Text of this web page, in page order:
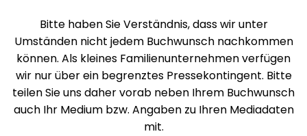
Bitte haben Sie Verständnis, dass wir unter
Umständen nicht jedem Buchwunsch nachkommen
können. Als kleines Familienunternehmen verfügen
wir nur über ein begrenztes Pressekontingent. Bitte
teilen Sie uns daher vorab neben Ihrem Buchwunsch
auch Ihr Medium bzw. Angaben zu Ihren Mediadaten
mit.